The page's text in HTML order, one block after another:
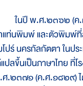
ในปี พ.ศ.๒๓๖๒ (ค.ศ.๑
แท่นพิมพ์ และตัวพิมพ์ที่
ปร์ นครกัลกัตตา ในป
ปลขึ้นเป็นภาษาไทย ที่
.๒๓๗๑ (ค.ศ.๑๘๒๙) ไ